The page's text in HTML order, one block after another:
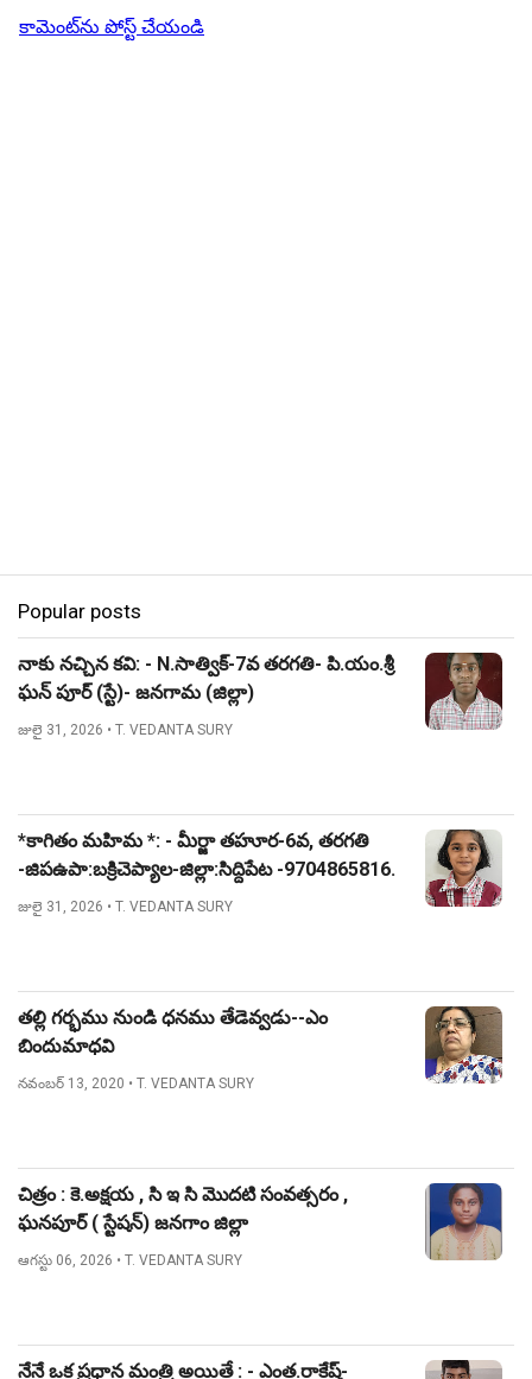
కామెంట్‌ను పోస్ట్ చేయండి
Popular posts
నాకు నచ్చిన కవి: - N.సాత్విక్-7వ తరగతి- పి.యం.శ్రీ
ఘన్ పూర్ (స్టే)- జనగామ (జిల్లా)
జులై 31, 2026 • T. VEDANTA SURY
*కాగితం మహిమ *: - మీర్జా తహూర-6వ, తరగతి
-జిపఉపా:బక్రిచెప్యాల-జిల్లా:సిద్దిపేట -9704865816.
జులై 31, 2026 • T. VEDANTA SURY
తల్లి గర్భము నుండి ధనము తేడెవ్వడు--ఎం
బిందుమాధవి
నవంబర్ 13, 2020 • T. VEDANTA SURY
చిత్రం : కె.అక్షయ , సి ఇ సి మొదటి సంవత్సరం ,
ఘనపూర్ ( స్టేషన్) జనగాం జిల్లా
ఆగస్టు 06, 2026 • T. VEDANTA SURY
నేనే ఒక ప్రధాన మంత్రి అయితే : - ఎంత.రాకేష్-